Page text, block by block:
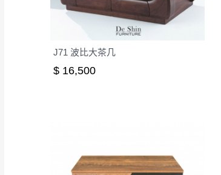
J71 波比大茶几
$ 16,500